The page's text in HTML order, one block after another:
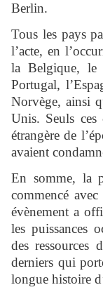
Berlin.
Tous les pays
l’acte, en
la Belgique, le
Portugal,
Norvège, ainsi
Unis. Seuls
étrangère de
avaient
En somme, la
commencé
évènement a
les puissances
des ressources
derniers qui
longue histoire